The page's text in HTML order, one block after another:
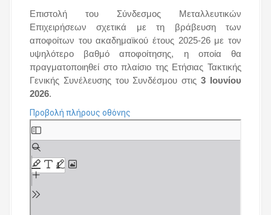
Επιστολή του Σύνδεσμος Μεταλλευτικών
Επιχειρήσεων σχετικά με τη βράβευση των
αποφοίτων του ακαδημαϊκού έτους 2025-26 με τον
υψηλότερο βαθμό αποφοίτησης, η οποία θα
πραγματοποιηθεί στο πλαίσιο της Ετήσιας Τακτικής
Γενικής Συνέλευσης του Συνδέσμου στις3 Ιουνίου
2026.
Προβολή πλήρους οθόνης
S
k
p
t
o
P